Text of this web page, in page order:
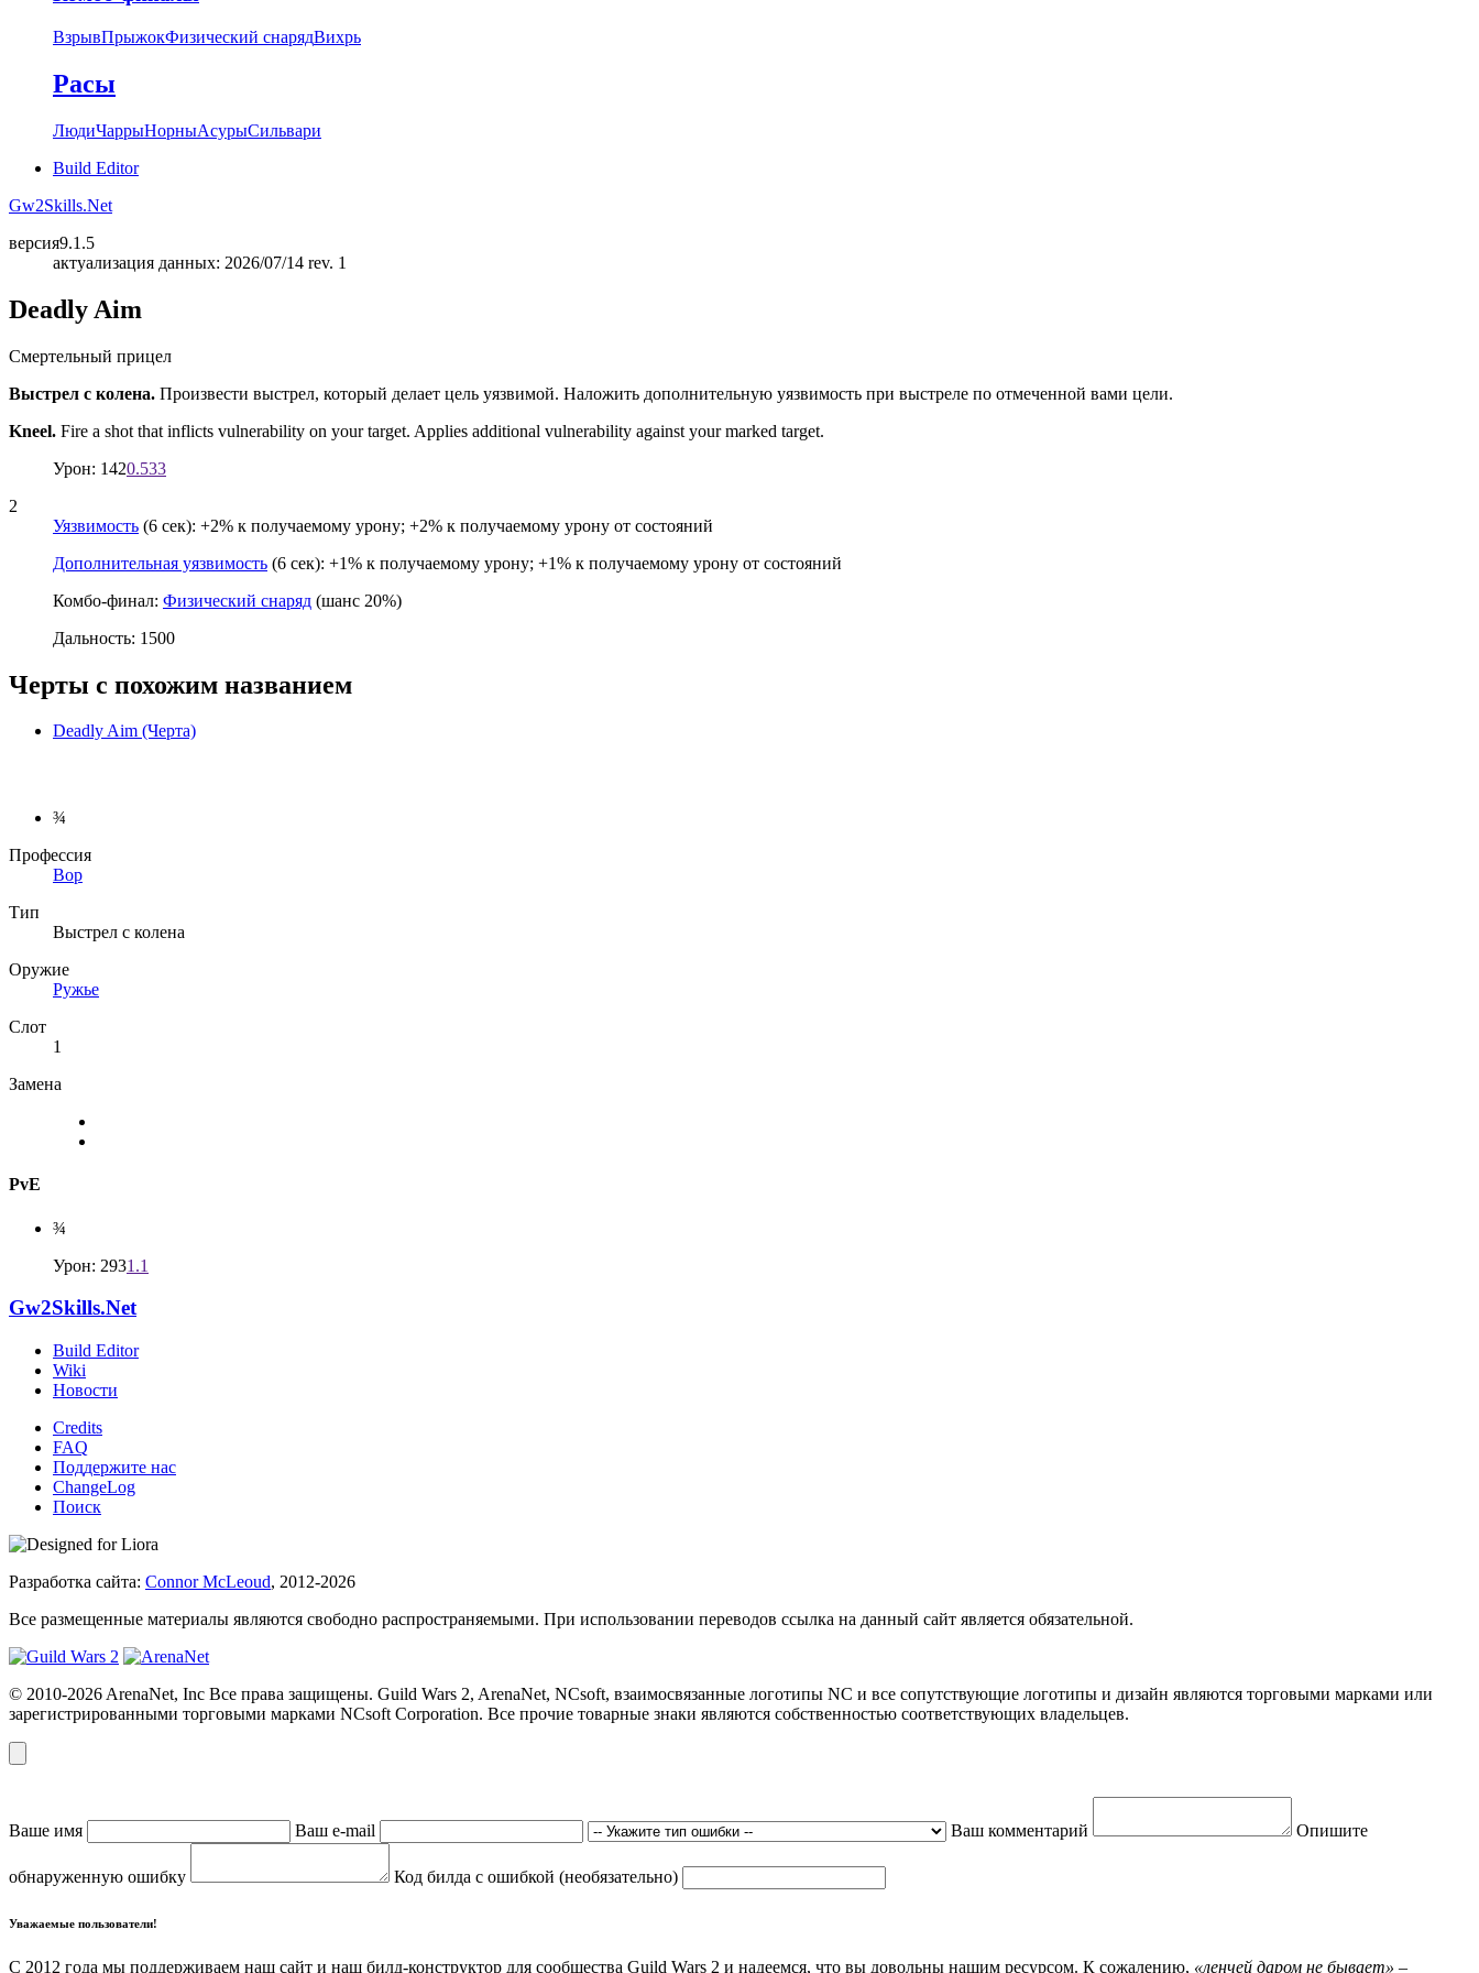
ВзрывПрыжокФизический снарядВихрь
Расы
ЛюдиЧаррыНорныАсурыСильвари
Build Editor
Gw2Skills.Net
версия9.1.5
актуализация данных: 2026/07/14 rev. 1
Deadly Aim
Смертельный прицел
Выстрел с колена. Произвести выстрел, который делает цель уязвимой. Наложить дополнительную уязвимость при выстреле по отмеченной вами цели.
Kneel. Fire a shot that inflicts vulnerability on your target. Applies additional vulnerability against your marked target.
Урон: 1420.533
2
Уязвимость (6 сек): +2% к получаемому урону; +2% к получаемому урону от состояний
Дополнительная уязвимость (6 сек): +1% к получаемому урону; +1% к получаемому урону от состояний
Комбо-финал: Физический снаряд (шанс 20%)
Дальность: 1500
Черты с похожим названием
Deadly Aim (Черта)
¾
Профессия
Вор
Тип
Выстрел с колена
Оружие
Ружье
Слот
1
Замена
PvE
¾
Урон: 2931.1
Gw2Skills.Net
Build Editor
Wiki
Новости
Credits
FAQ
Поддержите нас
ChangeLog
Поиск
Разработка сайта: Connor McLeoud, 2012-2026
Все размещенные материалы являются свободно распространяемыми. При использовании переводов ссылка на данный сайт является обязательной.
© 2010-2026 ArenaNet, Inc Все права защищены. Guild Wars 2, ArenaNet, NCsoft, взаимосвязанные логотипы NC и все сопутствующие логотипы и дизайн являются торговыми марками или
зарегистрированными торговыми марками NCsoft Corporation. Все прочие товарные знаки являются собственностью соответствующих владельцев.
Ваше имя Ваш e-mail Ваш комментарий Опишите
обнаруженную ошибку Код билда с ошибкой (необязательно)
Уважаемые пользователи!
С 2012 года мы поддерживаем наш сайт и наш билд-конструктор для сообщества Guild Wars 2 и надеемся, что вы довольны нашим ресурсом. К сожалению, «ленчей даром не бывает» –